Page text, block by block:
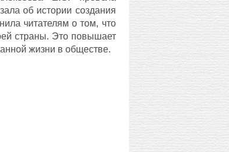
об истории создания
читателям о том, что
страны. Это повышает
жизни в обществе.